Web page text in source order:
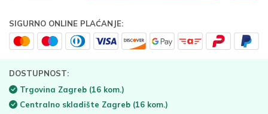
SIGURNO ONLINE PLAĆANJE:
DOSTUPNOST:
Trgovina Zagreb (16 kom.)
Centralno skladište Zagreb (16 kom.)